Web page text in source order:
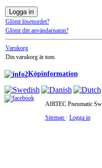
Glömt lösenordet?
Glömt ditt användarnamn?
Varukorg
Din varukorg är tom.
Köpinformation
AIRTEC Pneumatic
Sitemap · Logga in